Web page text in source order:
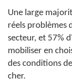
Une large
réels problèmes
secteur, et 57%
mobiliser en
des conditions
cher.